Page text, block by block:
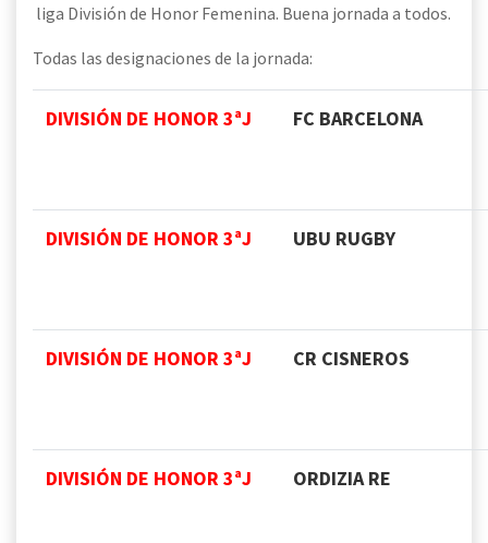
liga División de Honor Femenina. Buena jornada a todos.
Todas las designaciones de la jornada:
DIVISIÓN DE HONOR 3ªJ FC BARCELONA
DIVISIÓN DE HONOR 3ªJ UBU RUGBY
DIVISIÓN DE HONOR 3ªJ CR CISNEROS
DIVISIÓN DE HONOR 3ªJ ORDIZIA RE